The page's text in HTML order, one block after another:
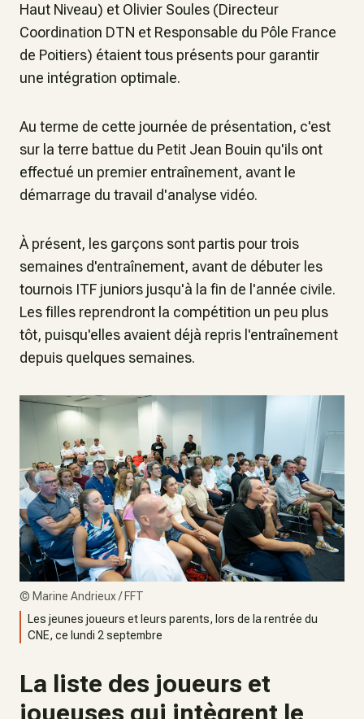
Haut Niveau) et Olivier Soules (Directeur
Coordination DTN et Responsable du Pôle France
de Poitiers) étaient tous présents pour garantir
une intégration optimale.
Au terme de cette journée de présentation, c'est
sur la terre battue du Petit Jean Bouin qu'ils ont
effectué un premier entraînement, avant le
démarrage du travail d'analyse vidéo.
À présent, les garçons sont partis pour trois
semaines d'entraînement, avant de débuter les
tournois ITF juniors jusqu'à la fin de l'année civile.
Les filles reprendront la compétition un peu plus
tôt, puisqu'elles avaient déjà repris l'entraînement
depuis quelques semaines.
© Marine Andrieux / FFT
Les jeunes joueurs et leurs parents, lors de la rentrée du
CNE, ce lundi 2 septembre
La liste des joueurs et
joueuses qui intègrent le